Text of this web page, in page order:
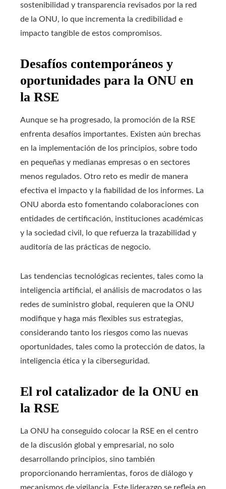
sostenibilidad y transparencia revisados por la red
de la ONU, lo que incrementa la credibilidad e
impacto tangible de estos compromisos.
Desafíos contemporáneos y
oportunidades para la ONU en
la RSE
Aunque se ha progresado, la promoción de la RSE
enfrenta desafíos importantes. Existen aún brechas
en la implementación de los principios, sobre todo
en pequeñas y medianas empresas o en sectores
menos regulados. Otro reto es medir de manera
efectiva el impacto y la fiabilidad de los informes. La
ONU aborda esto fomentando colaboraciones con
entidades de certificación, instituciones académicas
y la sociedad civil, lo que refuerza la trazabilidad y
auditoría de las prácticas de negocio.
Las tendencias tecnológicas recientes, tales como la
inteligencia artificial, el análisis de macrodatos o las
redes de suministro global, requieren que la ONU
modifique y haga más flexibles sus estrategias,
considerando tanto los riesgos como las nuevas
oportunidades, tales como la protección de datos, la
inteligencia ética y la ciberseguridad.
El rol catalizador de la ONU en
la RSE
La ONU ha conseguido colocar la RSE en el centro
de la discusión global y empresarial, no solo
desarrollando principios, sino también
proporcionando herramientas, foros de diálogo y